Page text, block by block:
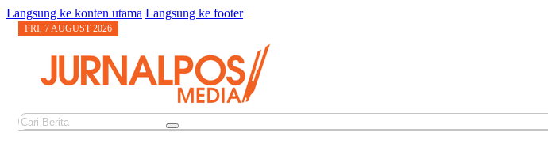
Langsung ke konten utama Langsung ke footer
FRI, 7 AUGUST 2026
Cari